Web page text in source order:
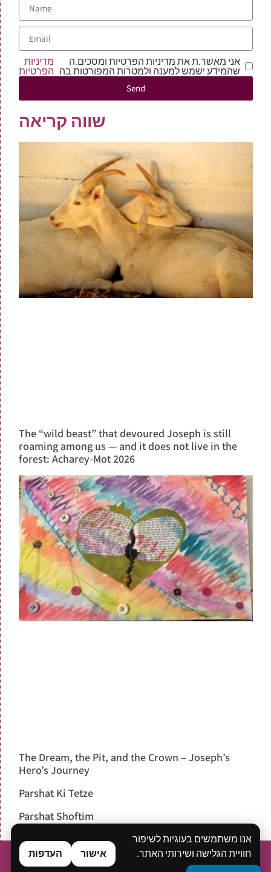
אני מאשר.ת את מדיניות הפרטיות ומסכים.ה
שהמידע ישמש למענה ולמטרות המפורטות בה
מדיניות
הפרטיות
Send
שווה קריאה
The “wild beast” that devoured Joseph is still
roaming among us — and it does not live in the
forest: Acharey-Mot 2026
The Dream, the Pit, and the Crown – Joseph’s
Hero’s Journey
Parshat Ki Tetze
Parshat Shoftim
Home About What is Bibliodrama? Workshops & Lectures
Digital publications
Contact me
אנו משתמשים בעוגיות לשיפור
חוויית הגלישה ושירותי האתר.
מדיניות פרטיות
אישור העדפות